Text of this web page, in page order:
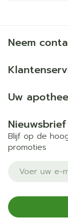
Neem
Uw
Nieuwsbrief
Blijf op de
promoties
E-mail adres